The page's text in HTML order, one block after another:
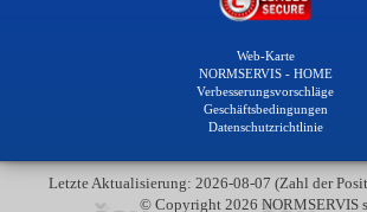
Web-Karte
NORMSERVIS - HOME
Verbesserungsvorschläge
Geschäftsbedingungen
Datenschutzrichtlinie
Letzte Aktualisierung: 2026-08-07 (Zahl der
© Copyright 2026 NORMSERVIS